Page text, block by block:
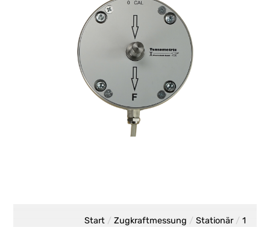
Start/ Zugkraftmessung / Stationär/ 1